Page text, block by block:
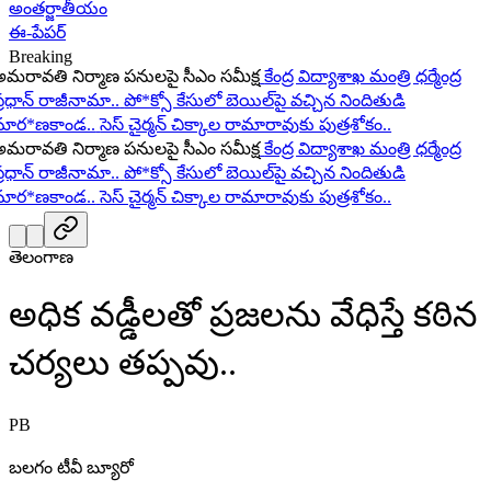
అంతర్జాతీయం
ఈ-పేపర్
Breaking
నిర్మాణ పనులపై సీఎం సమీక్ష కేంద్ర విద్యాశాఖ మంత్రి ధర్మేంద్ర
రాజీనామా.. పో*క్సో కేసులో బెయిల్‌పై వచ్చిన నిందితుడి
సెస్ చైర్మన్ చిక్కాల రామారావుకు పుత్రశోకం..
నిర్మాణ పనులపై సీఎం సమీక్ష కేంద్ర విద్యాశాఖ మంత్రి ధర్మేంద్ర
రాజీనామా.. పో*క్సో కేసులో బెయిల్‌పై వచ్చిన నిందితుడి
సెస్ చైర్మన్ చిక్కాల రామారావుకు పుత్రశోకం..
తెలంగాణ
అధిక వడ్డీలతో ప్రజలను వేధిస్తే కఠిన
చర్యలు తప్పవు..
PB
బలగం టీవీ బ్యూరో